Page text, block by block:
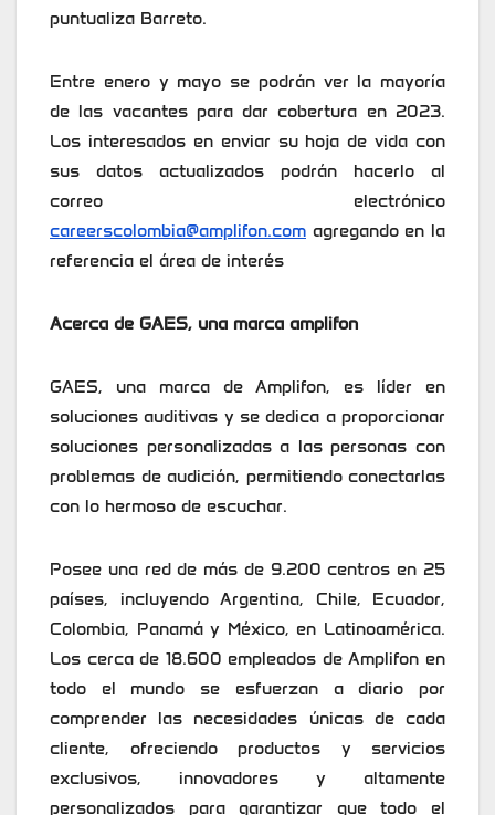
puntualiza Barreto.
Entre enero y mayo se podrán ver la mayoría
de las vacantes para dar cobertura en 2023.
Los interesados en enviar su hoja de vida con
sus datos actualizados podrán hacerlo al
correo electrónico
careerscolombia@amplifon.com agregando en la
referencia el área de interés
Acerca de GAES, una marca amplifon
GAES, una marca de Amplifon, es líder en
soluciones auditivas y se dedica a proporcionar
soluciones personalizadas a las personas con
problemas de audición, permitiendo conectarlas
con lo hermoso de escuchar.
Posee una red de más de 9.200 centros en 25
países, incluyendo Argentina, Chile, Ecuador,
Colombia, Panamá y México, en Latinoamérica.
Los cerca de 18.600 empleados de Amplifon en
todo el mundo se esfuerzan a diario por
comprender las necesidades únicas de cada
cliente, ofreciendo productos y servicios
exclusivos, innovadores y altamente
personalizados para garantizar que todo el